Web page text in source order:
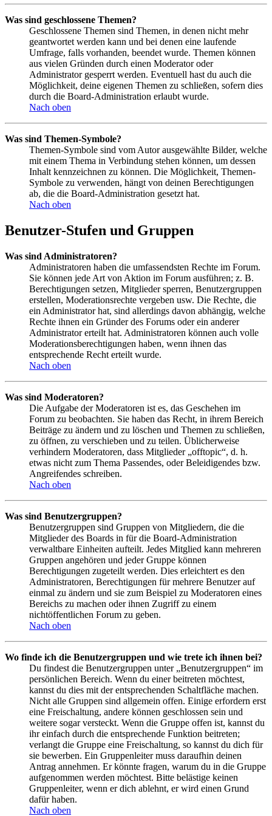
Was sind geschlossene Themen?
Geschlossene Themen sind Themen, in denen nicht mehr
geantwortet werden kann und bei denen eine laufende
Umfrage, falls vorhanden, beendet wurde. Themen können
aus vielen Gründen durch einen Moderator oder
Administrator gesperrt werden. Eventuell hast du auch die
Möglichkeit, deine eigenen Themen zu schließen, sofern dies
durch die Board-Administration erlaubt wurde.
Nach oben
Was sind Themen-Symbole?
Themen-Symbole sind vom Autor ausgewählte Bilder, welche
mit einem Thema in Verbindung stehen können, um dessen
Inhalt kennzeichnen zu können. Die Möglichkeit, Themen-
Symbole zu verwenden, hängt von deinen Berechtigungen
ab, die die Board-Administration gesetzt hat.
Nach oben
Benutzer-Stufen und Gruppen
Was sind Administratoren?
Administratoren haben die umfassendsten Rechte im Forum.
Sie können jede Art von Aktion im Forum ausführen; z. B.
Berechtigungen setzen, Mitglieder sperren, Benutzergruppen
erstellen, Moderationsrechte vergeben usw. Die Rechte, die
ein Administrator hat, sind allerdings davon abhängig, welche
Rechte ihnen ein Gründer des Forums oder ein anderer
Administrator erteilt hat. Administratoren können auch volle
Moderationsberechtigungen haben, wenn ihnen das
entsprechende Recht erteilt wurde.
Nach oben
Was sind Moderatoren?
Die Aufgabe der Moderatoren ist es, das Geschehen im
Forum zu beobachten. Sie haben das Recht, in ihrem Bereich
Beiträge zu ändern und zu löschen und Themen zu schließen,
zu öffnen, zu verschieben und zu teilen. Üblicherweise
verhindern Moderatoren, dass Mitglieder „offtopic“, d. h.
etwas nicht zum Thema Passendes, oder Beleidigendes bzw.
Angreifendes schreiben.
Nach oben
Was sind Benutzergruppen?
Benutzergruppen sind Gruppen von Mitgliedern, die die
Mitglieder des Boards in für die Board-Administration
verwaltbare Einheiten aufteilt. Jedes Mitglied kann mehreren
Gruppen angehören und jeder Gruppe können
Berechtigungen zugeteilt werden. Dies erleichtert es den
Administratoren, Berechtigungen für mehrere Benutzer auf
einmal zu ändern und sie zum Beispiel zu Moderatoren eines
Bereichs zu machen oder ihnen Zugriff zu einem
nichtöffentlichen Forum zu geben.
Nach oben
Wo finde ich die Benutzergruppen und wie trete ich ihnen bei?
Du findest die Benutzergruppen unter „Benutzergruppen“ im
persönlichen Bereich. Wenn du einer beitreten möchtest,
kannst du dies mit der entsprechenden Schaltfläche machen.
Nicht alle Gruppen sind allgemein offen. Einige erfordern erst
eine Freischaltung, andere können geschlossen sein und
weitere sogar versteckt. Wenn die Gruppe offen ist, kannst du
ihr einfach durch die entsprechende Funktion beitreten;
verlangt die Gruppe eine Freischaltung, so kannst du dich für
sie bewerben. Ein Gruppenleiter muss daraufhin deinen
Antrag annehmen. Er könnte fragen, warum du in die Gruppe
aufgenommen werden möchtest. Bitte belästige keinen
Gruppenleiter, wenn er dich ablehnt, er wird einen Grund
dafür haben.
Nach oben